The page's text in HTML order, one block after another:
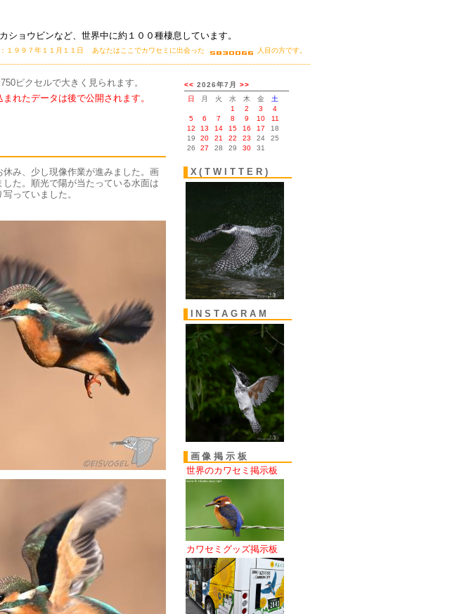
ショウビンなど、世界中に約１００種棲息しています。
１９９７年１１月１１日 あなたはここでカワセミに出会った 人目の方です。
ピクセルで大きく見られます。
れたデータは後で公開されます。
み、少し現像作業が進みました。画
た。順光で陽が当たっている水面は
っていました。
X(TWITTER)
INSTAGRAM
画像掲示板
世界のカワセミ掲示板
カワセミグッズ掲示板